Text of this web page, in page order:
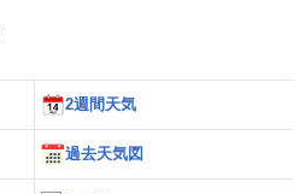
2週間天気
過去天気図